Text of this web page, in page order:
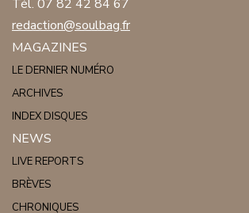
Tél. 07 82 42 84 67
redaction@soulbag.fr
MAGAZINES
LE DERNIER NUMÉRO
ARCHIVES
INDEX DISQUES
NEWS
LIVE REPORTS
BRÈVES
CHRONIQUES